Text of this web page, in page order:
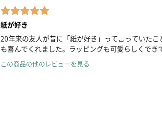
紙が好き
20年来の友人が昔に「紙が好き」って言っていた
も喜んでくれました。ラッピングも可愛らしくでき
この商品の他のレビューを見る